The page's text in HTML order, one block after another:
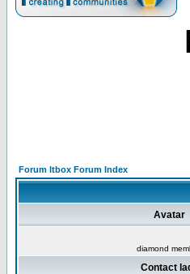
Forum Itbox Forum Index
Avatar
diamond
Contact